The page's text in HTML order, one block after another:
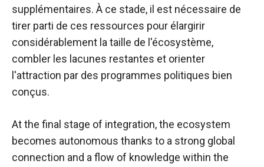
supplémentaires. À ce stade, il est nécessaire de
tirer parti de ces ressources pour élargirir
considérablement la taille de l'écosystème,
combler les lacunes restantes et orienter
l'attraction par des programmes politiques bien
conçus.
At the final stage of integration, the ecosystem
becomes autonomous thanks to a strong global
connection and a flow of knowledge within the